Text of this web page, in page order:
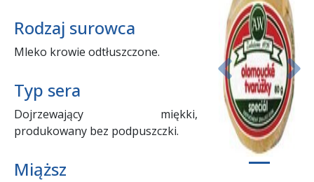
Rodzaj surowca
Mleko krowie odtłuszczone.
Typ sera
Dojrzewający miękki,
produkowany bez podpuszczki.
Miąższ
Poprzedni